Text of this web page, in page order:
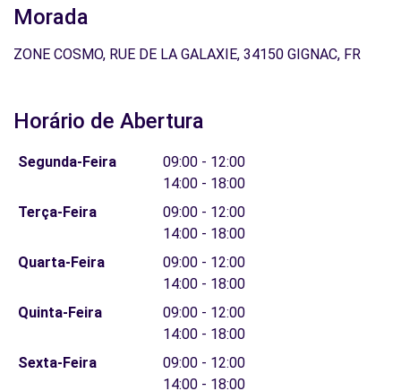
Morada
ZONE COSMO, RUE DE LA GALAXIE, 34150 GIGNAC, FR
Horário de Abertura
Segunda-Feira
09:00 - 12:00
14:00 - 18:00
Terça-Feira
09:00 - 12:00
14:00 - 18:00
Quarta-Feira
09:00 - 12:00
14:00 - 18:00
Quinta-Feira
09:00 - 12:00
14:00 - 18:00
Sexta-Feira
09:00 - 12:00
14:00 - 18:00